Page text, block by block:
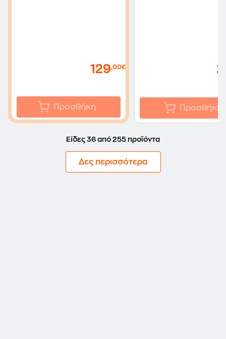
129,00€
Προσθήκη Προσθήκη
Είδες 36 από 255 προϊόντα
Δες περισσότερα